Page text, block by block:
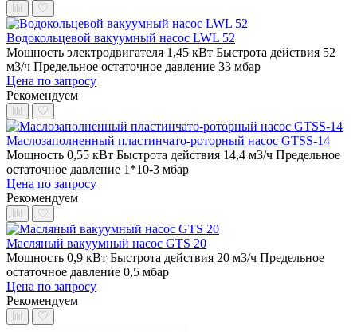
Водокольцевой вакуумный насос LWL 52
Мощность электродвигателя 1,45 кВт Быстрота действия 52
м3/ч Предельное остаточное давление 33 мбар
Цена по запросу
Рекомендуем
Маслозаполненный пластинчато-роторный насос GTSS-14
Мощность 0,55 кВт Быстрота действия 14,4 м3/ч Предельное
остаточное давление 1*10-3 мбар
Цена по запросу
Рекомендуем
Масляный вакуумный насос GTS 20
Мощность 0,9 кВт Быстрота действия 20 м3/ч Предельное
остаточное давление 0,5 мбар
Цена по запросу
Рекомендуем